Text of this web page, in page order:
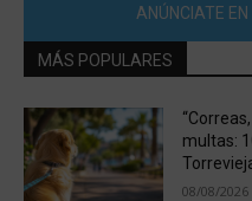
ANÚNCIATE
MÁS POPULARES
multas:
08/08/2026